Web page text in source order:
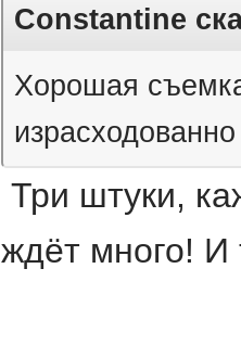
Constantine
Хорошая
Три штуки,
ждёт много!